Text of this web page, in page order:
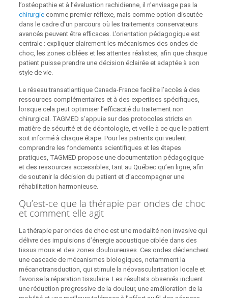
l’ostéopathie et à l’évaluation rachidienne, il n’envisage pas la
chirurgiecomme premier réflexe, mais comme option discutée
dans le cadre d’un parcours où les traitements conservateurs
avancés peuvent être efficaces. L’orientation pédagogique est
centrale : expliquer clairement les mécanismes des ondes de
choc, les zones ciblées et les attentes réalistes, afin que chaque
patient puisse prendre une décision éclairée et adaptée à son
style de vie.
Le réseau transatlantique Canada-France facilite l’accès à des
ressources complémentaires et à des expertises spécifiques,
lorsque cela peut optimiser l’efficacité du traitement non
chirurgical. TAGMED s’appuie sur des protocoles stricts en
matière de sécurité et de déontologie, et veille à ce que le patient
soit informé à chaque étape. Pour les patients qui veulent
comprendre les fondements scientifiques et les étapes
pratiques, TAGMED propose une documentation pédagogique
et des ressources accessibles, tant au Québec qu’en ligne, afin
de soutenir la décision du patient et d’accompagner une
réhabilitation harmonieuse.
Qu’est-ce que la thérapie par ondes de choc
et comment elle agit
La thérapie par ondes de choc est une modalité non invasive qui
délivre des impulsions d’énergie acoustique ciblée dans des
tissus mous et des zones douloureuses. Ces ondes déclenchent
une cascade de mécanismes biologiques, notamment la
mécanotransduction, qui stimule la néovascularisation locale et
favorise la réparation tissulaire. Les résultats observés incluent
une réduction progressive de la douleur, une amélioration de la